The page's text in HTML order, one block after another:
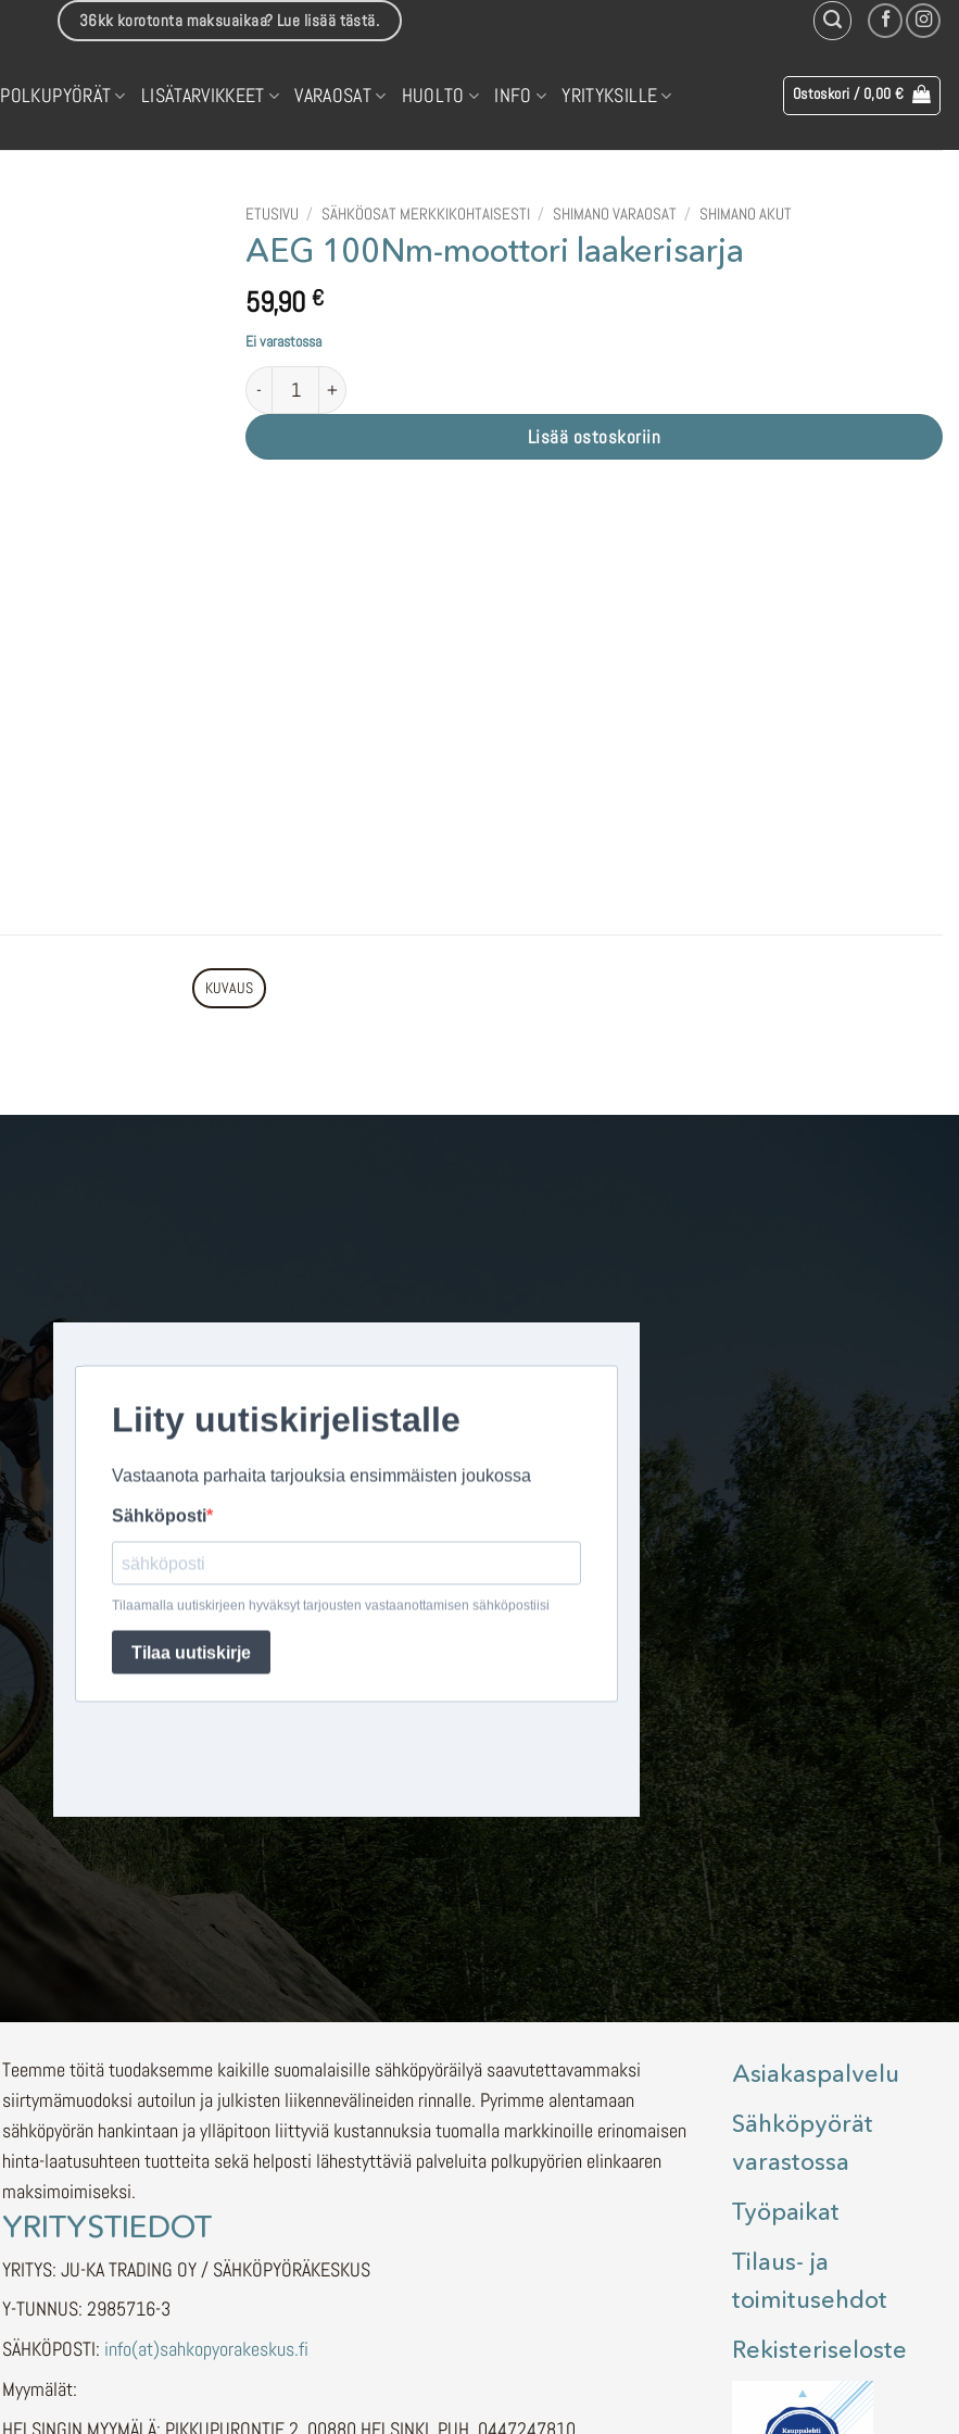
36kk korotonta maksuaikaa? Lue lisää tästä.
POLKUPYÖRÄT LISÄTARVIKKEET VARAOSAT HUOLTO INFO YRITYKSILLE Ostoskori / 0,00 €
ETUSIVU / SÄHKÖOSAT MERKKIKOHTAISESTI / SHIMANO VARAOSAT / SHIMANO AKUT
AEG 100Nm-moottori laakerisarja
59,90 €
Ei varastossa
AEG 100Nm-moottori laakerisarja määrä
Lisää ostoskoriin
KUVAUS
Teemme töitä tuodaksemme kaikille suomalaisille sähköpyöräilyä saavutettavammaksi
siirtymämuodoksi autoilun ja julkisten liikennevälineiden rinnalle. Pyrimme alentamaan
sähköpyörän hankintaan ja ylläpitoon liittyviä kustannuksia tuomalla markkinoille erinomaisen
hinta-laatusuhteen tuotteita sekä helposti lähestyttäviä palveluita polkupyörien elinkaaren
maksimoimiseksi.
YRITYSTIEDOT
YRITYS: JU-KA TRADING OY / SÄHKÖPYÖRÄKESKUS
Y-TUNNUS: 2985716-3
SÄHKÖPOSTI: info(at)sahkopyorakeskus.fi
Myymälät:
Asiakaspalvelu
Sähköpyörät
varastossa
Työpaikat
Tilaus- ja
toimitusehdot
Rekisteriseloste